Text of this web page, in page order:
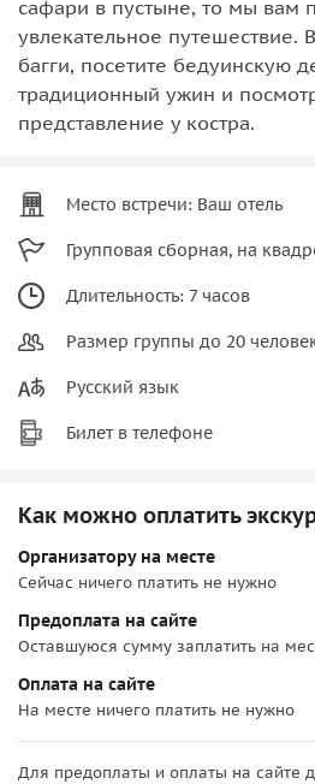
сафари в пустыне, то мы вам
увлекательное путешествие.
багги, посетите бедуинскую
традиционный ужин и
представление у костра.
Место встречи: Ваш отель
Групповая сборная, на
Длительность: 7 часов
Размер группы до 20
Русский язык
Билет в телефоне
Как можно оплатить
Организатору на месте
Сейчас ничего платить не нужно
Предоплата на сайте
Оставшуюся сумму заплатить на
Оплата на сайте
На месте ничего платить не нужно
Для предоплаты и оплаты на сайте